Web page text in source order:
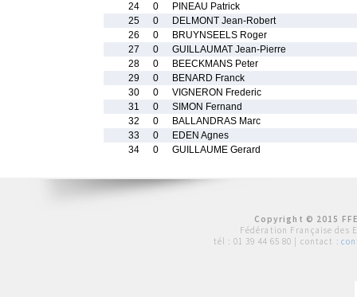
24
0
PINEAU Patrick
25
0
DELMONT Jean-Robert
26
0
BRUYNSEELS Roger
27
0
GUILLAUMAT Jean-Pierre
28
0
BEECKMANS Peter
29
0
BENARD Franck
30
0
VIGNERON Frederic
31
0
SIMON Fernand
32
0
BALLANDRAS Marc
33
0
EDEN Agnes
34
0 GUILLAUME Gerard
Copyright © 2015
Fédération Française des
tél : 01 39 44 65 80 | contact :